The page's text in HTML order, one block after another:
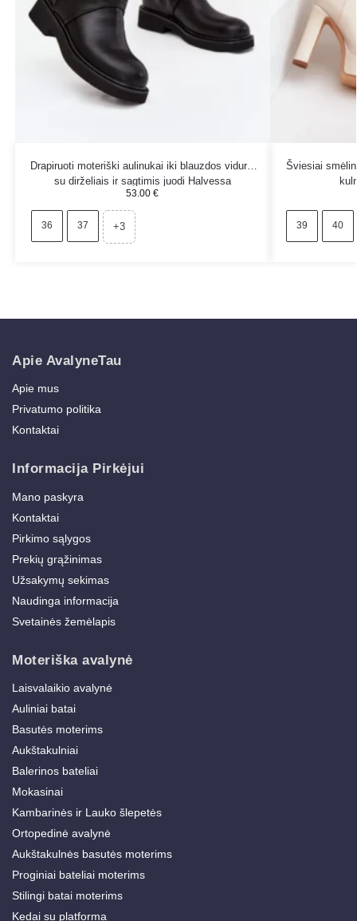
Drapiruoti moteriški aulinukai iki blauzdos vidurio
su dirželiais ir sagtimis juodi Halvessa
53.00€
36 37 +3
Šviesiai
39 40
Apie AvalyneTau
Apie mus
Privatumo politika
Kontaktai
Informacija Pirkėjui
Mano paskyra
Kontaktai
Pirkimo sąlygos
Prekių grąžinimas
Užsakymų sekimas
Naudinga informacija
Svetainės žemėlapis
Moteriška avalynė
Laisvalaikio avalynė
Auliniai batai
Basutės moterims
Aukštakulniai
Balerinos bateliai
Mokasinai
Kambarinės ir Lauko šlepetės
Ortopedinė avalynė
Aukštakulnės basutės moterims
Proginiai bateliai moterims
Stilingi batai moterims
Kedai su platforma